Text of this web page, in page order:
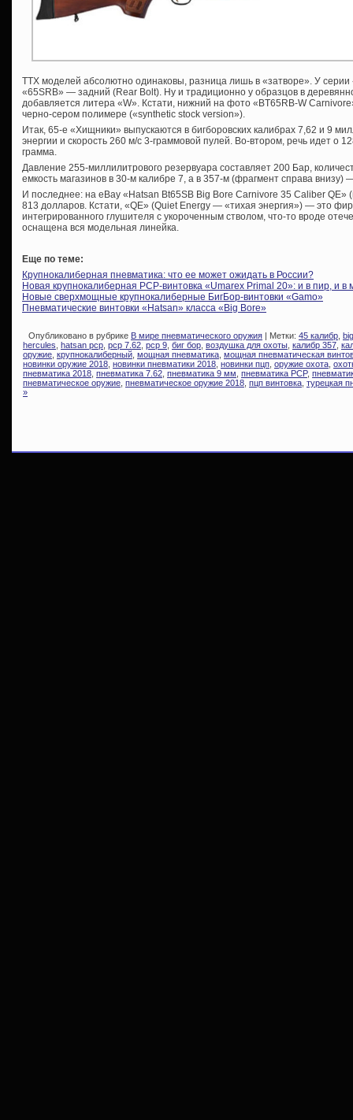
ТТХ моделей абсолютно одинаковы, разница лишь в «затворе». У серии
«65SRB» — задний (Rear Bolt). Ну и традиционно у образцов в
добавляется литера «W». Кстати, нижний на фото «BT65RB-W
черно-сером полимере («synthetic stock version»).
Итак, 65-е «Хищники» выпускаются в бигборовских калибрах 7,62 и 9
энергии и скорость 260 м/с 3-граммовой пулей. Во-втором, речь идет о
грамма.
Давление 255-миллилитрового резервуара составляет 200 Бар,
емкость магазинов в 30-м калибре 7, а в 357-м (фрагмент справа внизу)
И последнее: на eBay «Hatsan Bt65SB Big Bore Carnivore 35 Caliber QE»
813 долларов. Кстати, «QE» (Quiet Energy — «тихая энергия») — это
интегрированного глушителя с укороченным стволом, что-то вроде
оснащена вся модельная линейка.
Еще по теме:
Крупнокалиберная пневматика: что ее может ожидать в России?
Новая крупнокалиберная PCP-винтовка «Umarex Primal 20»: и в пир, и в
Новые сверхмощные крупнокалиберные БигБор-винтовки «Gamo»
Пневматические винтовки «Hatsan» класса «Big Bore»
Опубликовано в рубрике В мире пневматического оружия | Метки: 45 калибр
hercules hatsan pcp pcp 7.62 pcp 9 биг бор воздушка для охоты калибр 357
оружие крупнокалиберный мощная пневматика мощная пневматическая
новинки оружие 2018 новинки пневматики 2018 новинки пцп оружие охота
пневматика 2018 пневматика 7.62 пневматика 9 мм пневматика PCP,
пневматическое оружие пневматическое оружие 2018 пцп винтовка турецкая
»